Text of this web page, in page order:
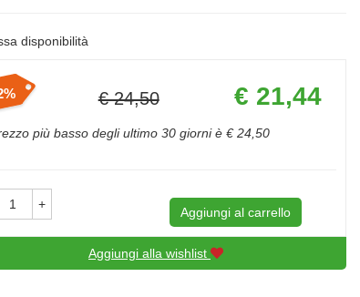
disponibilità
€ 24,50
Prezzo
scontato
€ 21,44
più basso degli ultimo 30 giorni è € 24,50
+
Aggiungi al carrello
Aggiungi alla wishlist